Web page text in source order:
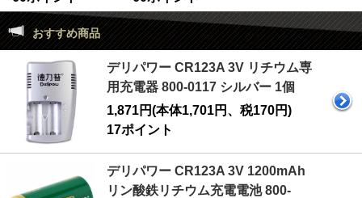
おすすめ商品
デリパワー CR123A 3V リチウム専
用充電器 800-0117 シルバー 1個
1,871円(本体1,701円、税170円)
17ポイント
デリパワー CR123A 3V 1200mAh
リン酸鉄リチウム充電電池 800-